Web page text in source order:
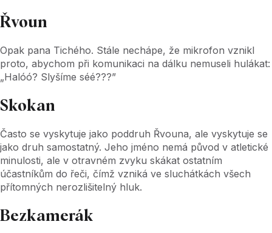
Řvoun
Opak pana Tichého. Stále nechápe, že mikrofon vznikl
proto, abychom při komunikaci na dálku nemuseli hulákat:
„Halóó? Slyšíme séé???”
Skokan
Často se vyskytuje jako poddruh Řvouna, ale vyskytuje se
jako druh samostatný. Jeho jméno nemá původ v atletické
minulosti, ale v otravném zvyku skákat ostatním
účastníkům do řeči, čímž vzniká ve sluchátkách všech
přítomných nerozlišitelný hluk.
Bezkamerák